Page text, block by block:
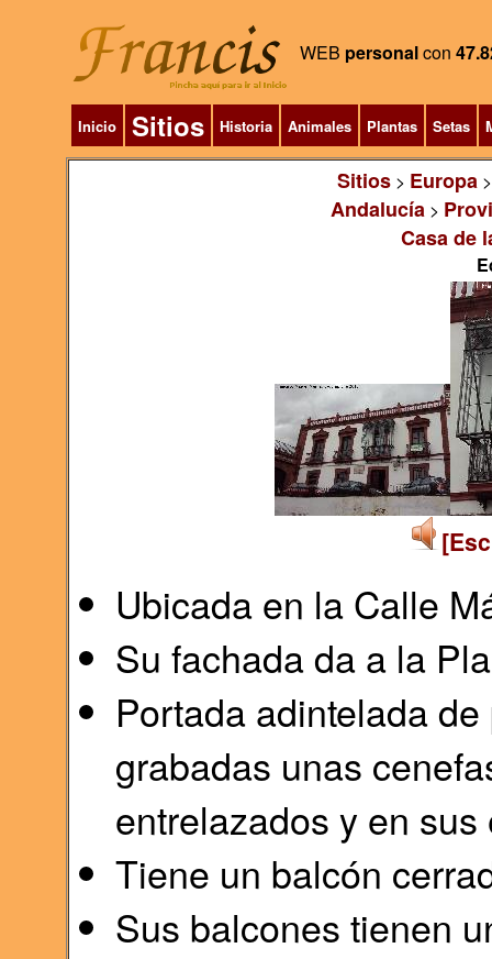
WEB personalcon
Inicio Sitios Historia Animales Plantas Setas
Sitios> Europa
Andalucía >
Casa de
Ubicada en la Calle
Su fachada da a la
Portada adintelada
grabadas unas
entrelazados y en
Tiene un balcón
Sus balcones tienen